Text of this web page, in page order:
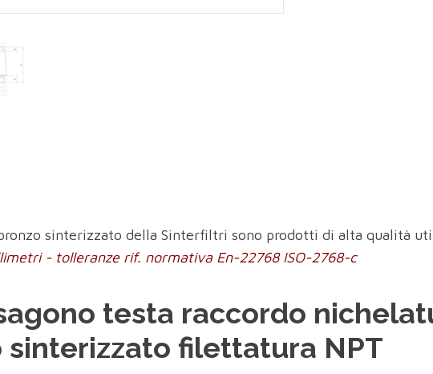
sinterizzato della Sinterfiltri sono prodotti di alta qualità
- tolleranze rif. normativa En-22768 ISO-2768-c
testa raccordo
sinterizzato filettatura NPT